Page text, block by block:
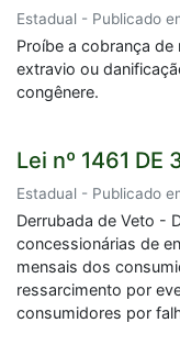
Estadual - Publicado
Proíbe a cobrança
extravio ou
congênere.
Lei nº 1461 DE
Estadual - Publicado
Derrubada de Veto -
concessionárias de
mensais dos
ressarcimento por
consumidores por